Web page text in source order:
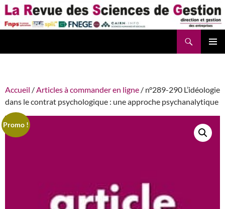
Aller
au
contenu
Accueil /Articles à commander en ligne / n°289-290 L’idéologie
dans le contrat psychologique : une approche psychanalytique
Promo !